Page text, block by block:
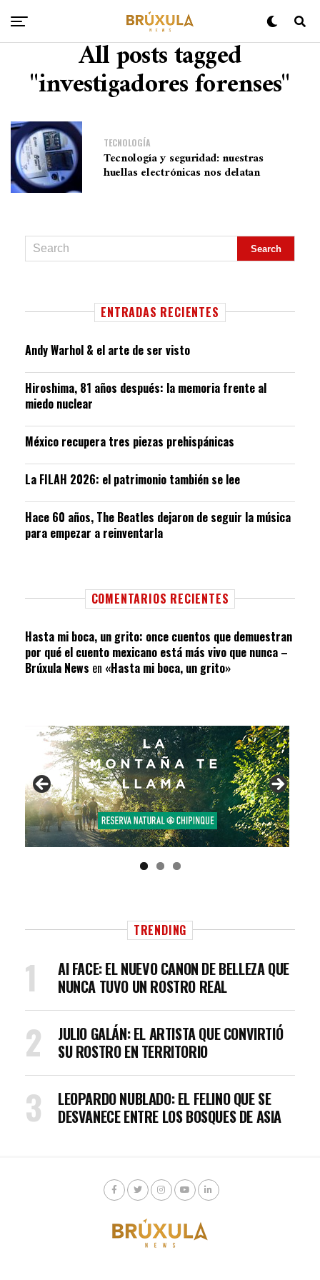
All posts tagged
"investigadores forenses"
TECNOLOGÍA
Tecnología y seguridad: nuestras
huellas electrónicas nos delatan
ENTRADAS RECIENTES
Andy Warhol & el arte de ser visto
Hiroshima, 81 años después: la memoria frente al
miedo nuclear
México recupera tres piezas prehispánicas
La FILAH 2026: el patrimonio también se lee
Hace 60 años, The Beatles dejaron de seguir la música
para empezar a reinventarla
COMENTARIOS RECIENTES
Hasta mi boca, un grito: once cuentos que demuestran
por qué el cuento mexicano está más vivo que nunca –
Brúxula News en «Hasta mi boca, un grito»
TRENDING
AI FACE: EL NUEVO CANON DE BELLEZA QUE
NUNCA TUVO UN ROSTRO REAL
JULIO GALÁN: EL ARTISTA QUE CONVIRTIÓ
SU ROSTRO EN TERRITORIO
LEOPARDO NUBLADO: EL FELINO QUE SE
DESVANECE ENTRE LOS BOSQUES DE ASIA